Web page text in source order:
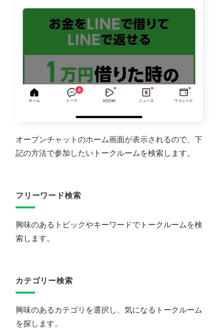
オープンチャットのホーム画面が表示されるので、下
記の方法で参加したいトークルームを検索します。
フリーワード検索
興味のあるトピックやキーワードでトークルームを検
索します。
カテゴリー検索
興味のあるカテゴリを選択し、気になるトークルーム
を探します。